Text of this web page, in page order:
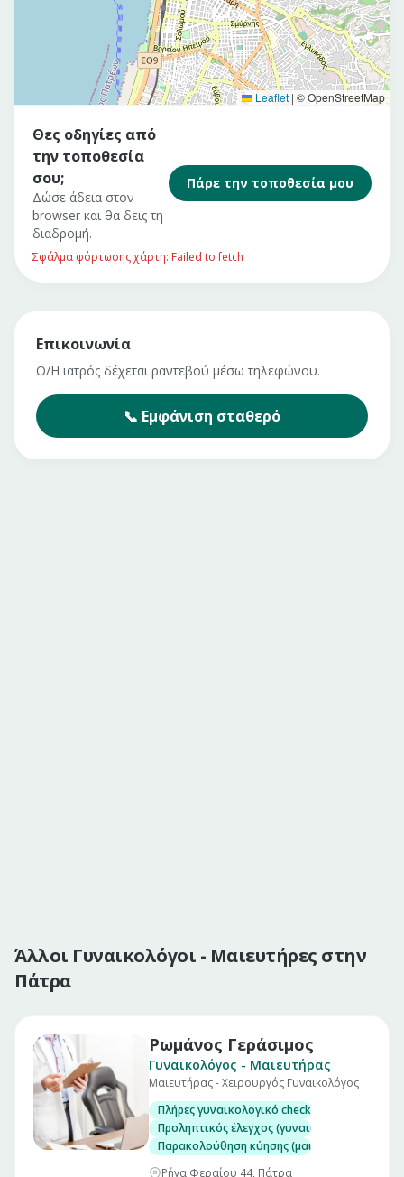
Leaflet | © OpenStreetMap
Θες οδηγίες από
την τοποθεσία
σου;
Δώσε άδεια στον
browser και θα δεις τη
διαδρομή.
Πάρε την τοποθεσία μου
Σφάλμα φόρτωσης χάρτη: Failed to fetch
Επικοινωνία
Ο/Η ιατρός δέχεται ραντεβού μέσω τηλεφώνου.
📞 Εμφάνιση σταθερό
Άλλοι Γυναικολόγοι - Μαιευτήρες στην
Πάτρα
Ρωμάνος Γεράσιμος
Γυναικολόγος - Μαιευτήρας
Μαιευτήρας - Χειρουργός Γυναικολόγος
Πλήρες γυναικολογικό check up (επίσκεψη)
Προληπτικός έλεγχος (γυναικολογικός
Παρακολούθηση κύησης (μαιευτικός
Ρήγα Φεραίου 44, Πάτρα